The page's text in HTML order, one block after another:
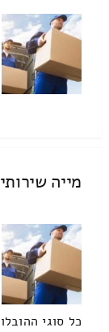
מייה
כל סוגי